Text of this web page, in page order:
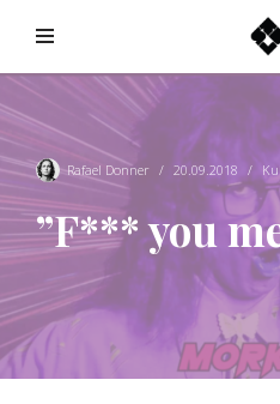
innehåll
Rafael Donner 20.09.2018
”F*** you